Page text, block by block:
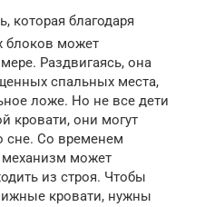
которая благодаря
блоков может
Раздвигаясь, она
спальных места,
ложе. Но не все дети
кровати, они могут
сне. Со временем
может
из строя. Чтобы
кровати, нужны